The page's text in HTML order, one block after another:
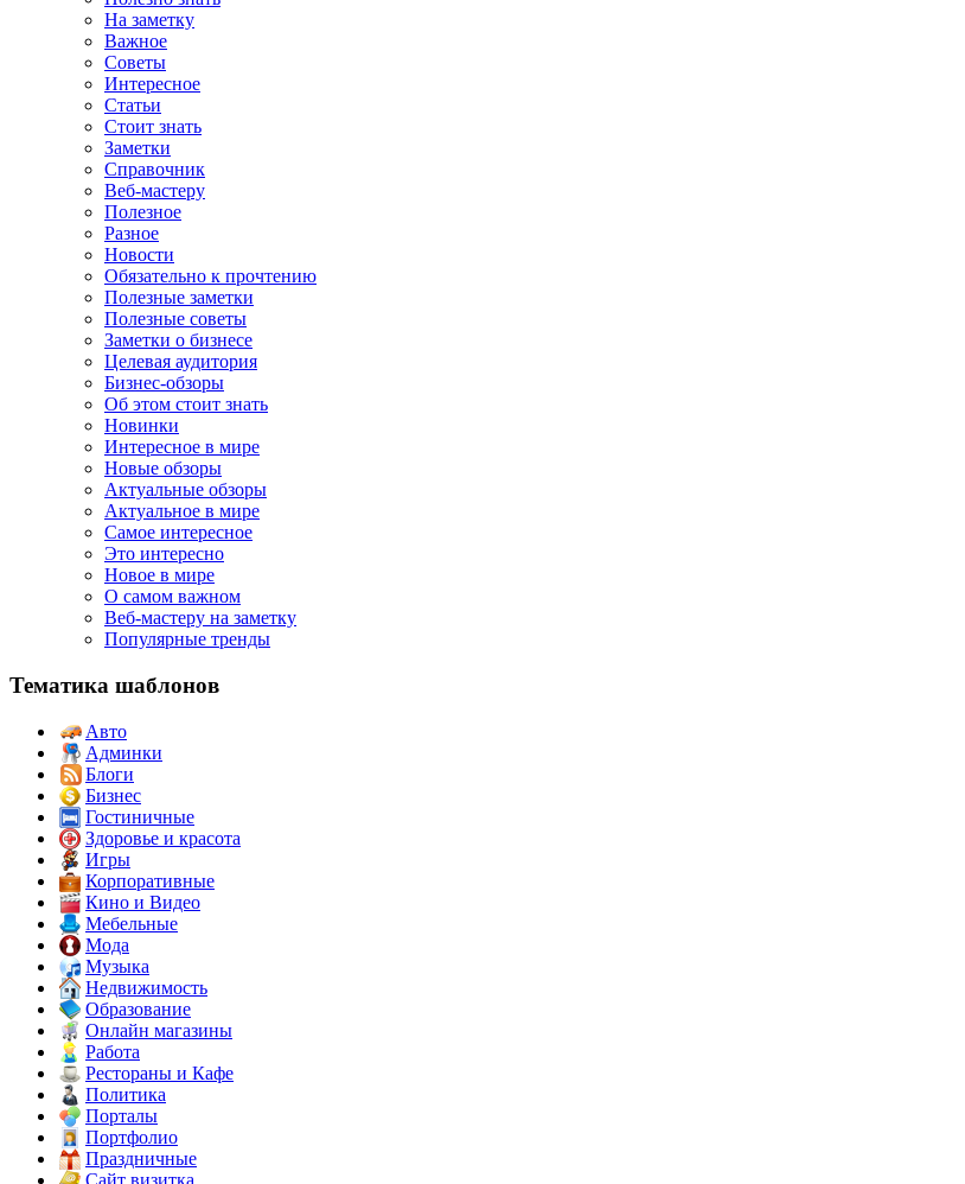
На заметку
Важное
Советы
Интересное
Статьи
Стоит знать
Заметки
Справочник
Веб-мастеру
Полезное
Разное
Новости
Обязательно к прочтению
Полезные заметки
Полезные советы
Заметки о бизнесе
Целевая аудитория
Бизнес-обзоры
Об этом стоит знать
Новинки
Интересное в мире
Новые обзоры
Актуальные обзоры
Актуальное в мире
Самое интересное
Это интересно
Новое в мире
О самом важном
Веб-мастеру на заметку
Популярные тренды
Тематика шаблонов
Авто
Админки
Блоги
Бизнес
Гостиничные
Здоровье и красота
Игры
Корпоративные
Кино и Видео
Мебельные
Мода
Музыка
Недвижимость
Образование
Онлайн магазины
Работа
Рестораны и Кафе
Политика
Порталы
Портфолио
Праздничные
Сайт визитка